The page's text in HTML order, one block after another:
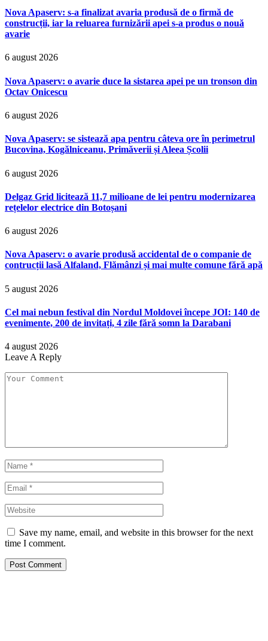
Nova Apaserv: s-a finalizat avaria produsă de o firmă de
construcții, iar la reluarea furnizării apei s-a produs o nouă
avarie
6 august 2026
Nova Apaserv: o avarie duce la sistarea apei pe un tronson din
Octav Onicescu
6 august 2026
Nova Apaserv: se sistează apa pentru câteva ore în perimetrul
Bucovina, Kogălniceanu, Primăverii și Aleea Școlii
6 august 2026
Delgaz Grid licitează 11,7 milioane de lei pentru modernizarea
rețelelor electrice din Botoșani
6 august 2026
Nova Apaserv: o avarie produsă accidental de o companie de
contrucții lasă Alfaland, Flămânzi și mai multe comune fără apă
5 august 2026
Cel mai nebun festival din Nordul Moldovei începe JOI: 140 de
evenimente, 200 de invitați, 4 zile fără somn la Darabani
4 august 2026
Leave A Reply
Save my name, email, and website in this browser for the next
time I comment.